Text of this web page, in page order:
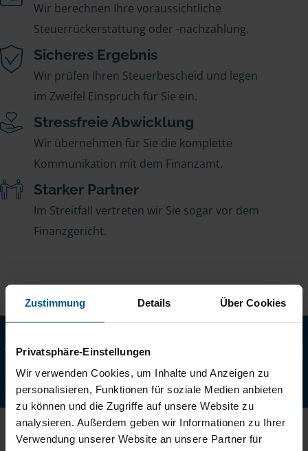
Zustimmung Details Über Cookies
Privatsphäre-Einstellungen
Wir verwenden Cookies, um Inhalte und Anzeigen zu
personalisieren, Funktionen für soziale Medien anbieten
zu können und die Zugriffe auf unsere Website zu
analysieren. Außerdem geben wir Informationen zu Ihrer
Verwendung unserer Website an unsere Partner für
Wir berechnen Ihre voraussichtliche
Steuerrückerstattung oder -nachzahlung.
Sicheres Ergebnis
Wir prüfen Ihren Steuerbescheid und legen
im Zweifel Einspruch für Sie ein.
Stressfreie Abwicklung
Wir übernehmen für Sie die komplette
Kommunikation mit dem Finanzamt.
Starker Partner
Im Streitfall vertreten wir Sie sogar vor dem
Finanzgericht.
Lernen Sie uns kennen
Wir sind Deutschlands größter Lohnsteuerhilfeverein und
wir machen Ihre Steuererklärung.
Steuern machen